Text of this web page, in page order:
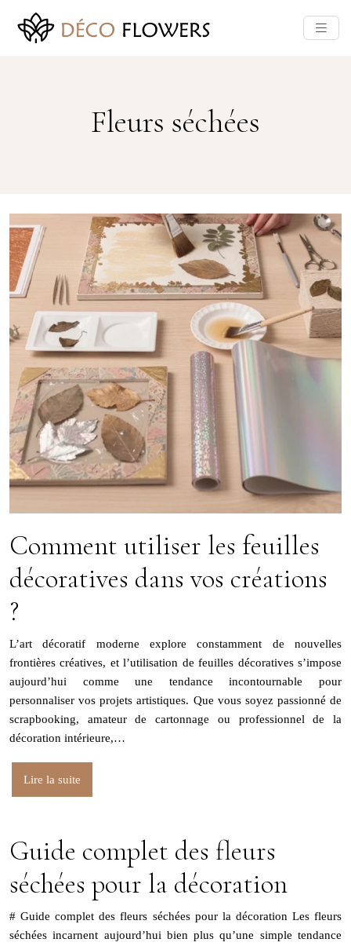
Fleurs séchées
Comment utiliser les feuilles
décoratives dans vos créations
?
L’art décoratif moderne explore constamment de nouvelles
frontières créatives, et l’utilisation de feuilles décoratives s’impose
aujourd’hui comme une tendance incontournable pour
personnaliser vos projets artistiques. Que vous soyez passionné de
scrapbooking, amateur de cartonnage ou professionnel de la
décoration intérieure,…
Lire la suite
Guide complet des fleurs
séchées pour la décoration
# Guide complet des fleurs séchées pour la décoration Les fleurs
séchées incarnent aujourd’hui bien plus qu’une simple tendance